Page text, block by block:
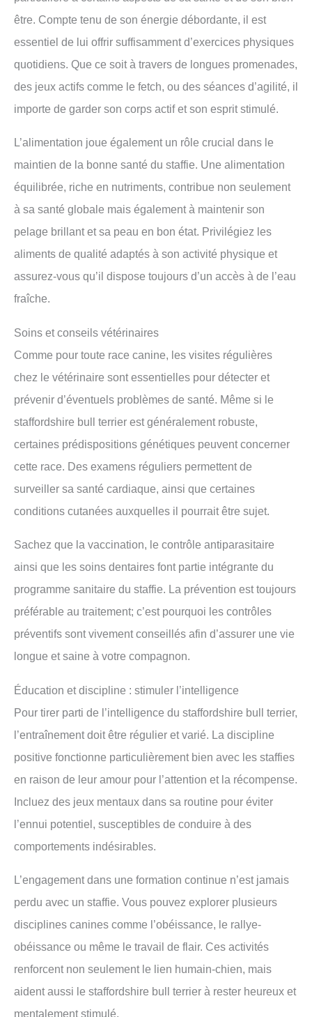
être. Compte tenu de son énergie débordante, il est
essentiel de lui offrir suffisamment d’exercices physiques
quotidiens. Que ce soit à travers de longues promenades,
des jeux actifs comme le fetch, ou des séances d’agilité, il
importe de garder son corps actif et son esprit stimulé.
L’alimentation joue également un rôle crucial dans le
maintien de la bonne santé du staffie. Une alimentation
équilibrée, riche en nutriments, contribue non seulement
à sa santé globale mais également à maintenir son
pelage brillant et sa peau en bon état. Privilégiez les
aliments de qualité adaptés à son activité physique et
assurez-vous qu’il dispose toujours d’un accès à de l’eau
fraîche.
Soins et conseils vétérinaires
Comme pour toute race canine, les visites régulières
chez le vétérinaire sont essentielles pour détecter et
prévenir d’éventuels problèmes de santé. Même si le
staffordshire bull terrier est généralement robuste,
certaines prédispositions génétiques peuvent concerner
cette race. Des examens réguliers permettent de
surveiller sa santé cardiaque, ainsi que certaines
conditions cutanées auxquelles il pourrait être sujet.
Sachez que la vaccination, le contrôle antiparasitaire
ainsi que les soins dentaires font partie intégrante du
programme sanitaire du staffie. La prévention est toujours
préférable au traitement; c’est pourquoi les contrôles
préventifs sont vivement conseillés afin d’assurer une vie
longue et saine à votre compagnon.
Éducation et discipline : stimuler l’intelligence
Pour tirer parti de l’intelligence du staffordshire bull terrier,
l’entraînement doit être régulier et varié. La discipline
positive fonctionne particulièrement bien avec les staffies
en raison de leur amour pour l’attention et la récompense.
Incluez des jeux mentaux dans sa routine pour éviter
l’ennui potentiel, susceptibles de conduire à des
comportements indésirables.
L’engagement dans une formation continue n’est jamais
perdu avec un staffie. Vous pouvez explorer plusieurs
disciplines canines comme l’obéissance, le rallye-
obéissance ou même le travail de flair. Ces activités
renforcent non seulement le lien humain-chien, mais
aident aussi le staffordshire bull terrier à rester heureux et
mentalement stimulé.